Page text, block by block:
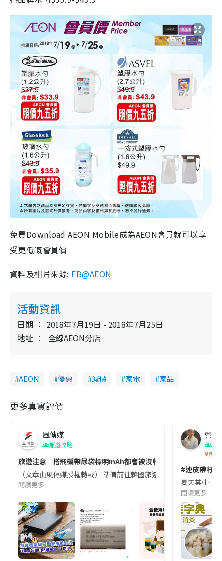
免費Download AEON Mobile成為AEON會員就可以享
受更低嘅會員價
資料及相片來源: FB@AEON
活動資訊
日期
2018年7月19日 - 2018年7月25日
地址
全線AEON分店
AEON 優惠 減價 家電 家品
更多真實評價
風傳媒
旅遊攻略
旅遊注意｜搭飛機帶尿袋標明mAh都會被沒收😱出發前切記檢查
（文章由風傳媒授權轉載） 準備前往韓國旅遊的民眾，近期要
閱讀更多
營養
香港
#連皮帶籽
夏天其中一
閱讀更多